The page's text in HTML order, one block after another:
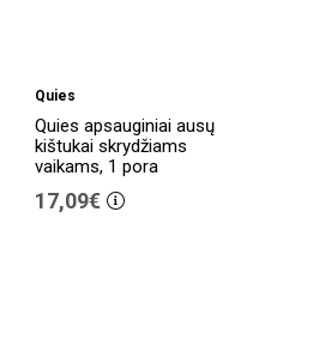
Quies
Quies apsauginiai ausų
kištukai skrydžiams
vaikams, 1 pora
17,09€